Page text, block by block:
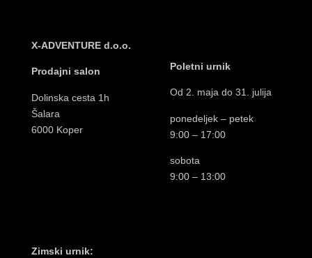
X-ADVENTURE d.o.o.
Prodajni salon
Dolinska cesta 1h
Šalara
6000 Koper
Poletni urnik
Od 2. maja do 31. julija
ponedeljek – petek
9:00 – 17:00
sobota
9:00 – 13:00
Zimski urnik: